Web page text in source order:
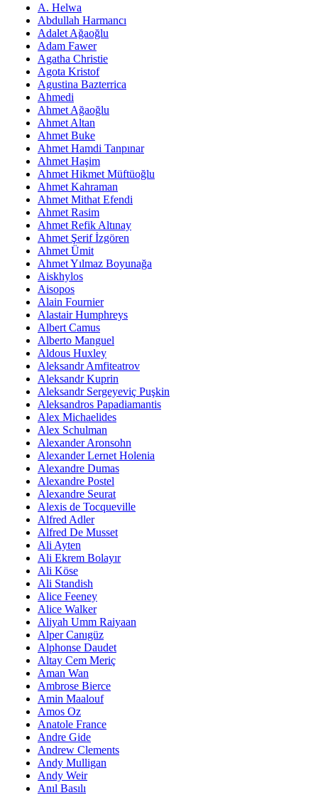
A. Helwa
Abdullah Harmancı
Adalet Ağaoğlu
Adam Fawer
Agatha Christie
Agota Kristof
Agustina Bazterrica
Ahmedi
Ahmet Ağaoğlu
Ahmet Altan
Ahmet Buke
Ahmet Hamdi Tanpınar
Ahmet Haşim
Ahmet Hikmet Müftüoğlu
Ahmet Kahraman
Ahmet Mithat Efendi
Ahmet Rasim
Ahmet Refik Altınay
Ahmet Şerif İzgören
Ahmet Ümit
Ahmet Yılmaz Boyunağa
Aiskhylos
Aisopos
Alain Fournier
Alastair Humphreys
Albert Camus
Alberto Manguel
Aldous Huxley
Aleksandr Amfiteatrov
Aleksandr Kuprin
Aleksandr Sergeyeviç Puşkin
Aleksandros Papadiamantis
Alex Michaelides
Alex Schulman
Alexander Aronsohn
Alexander Lernet Holenia
Alexandre Dumas
Alexandre Postel
Alexandre Seurat
Alexis de Tocqueville
Alfred Adler
Alfred De Musset
Ali Ayten
Ali Ekrem Bolayır
Ali Köse
Ali Standish
Alice Feeney
Alice Walker
Aliyah Umm Raiyaan
Alper Canıgüz
Alphonse Daudet
Altay Cem Meriç
Aman Wan
Ambrose Bierce
Amin Maalouf
Amos Oz
Anatole France
Andre Gide
Andrew Clements
Andy Mulligan
Andy Weir
Anıl Basılı